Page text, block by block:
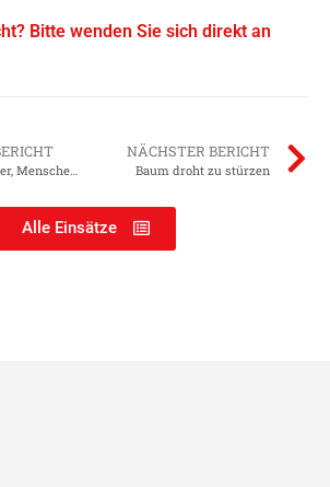
Bitte wenden Sie sich direkt an
IM EINSATZ: Feuer, Menschenleben in Gefahr
NÄCHSTER BERICHT
Baum droht zu stürzen
Alle Einsätze